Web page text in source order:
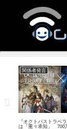
関係者発言
『オクトパストラベ
は「重々承知」 700